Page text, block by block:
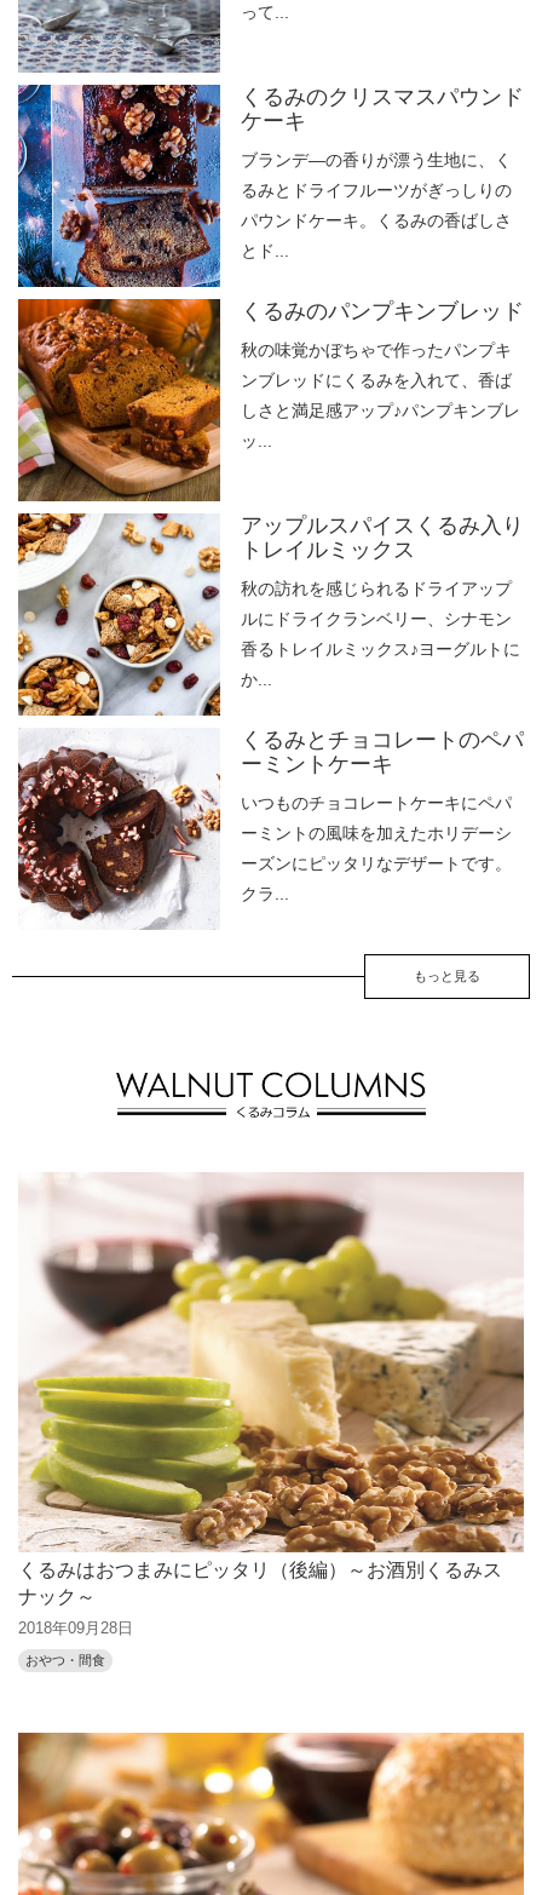
って...
くるみのクリスマスパウンド
ケーキ
ブランデ―の香りが漂う生地に、く
るみとドライフルーツがぎっしりの
パウンドケーキ。くるみの香ばしさ
とド...
くるみのパンプキンブレッド
秋の味覚かぼちゃで作ったパンプキ
ンブレッドにくるみを入れて、香ば
しさと満足感アップ♪パンプキンブレ
ッ...
アップルスパイスくるみ入り
トレイルミックス
秋の訪れを感じられるドライアップ
ルにドライクランベリー、シナモン
香るトレイルミックス♪ヨーグルトに
か...
くるみとチョコレートのペパ
ーミントケーキ
いつものチョコレートケーキにペパ
ーミントの風味を加えたホリデーシ
ーズンにピッタリなデザートです。
クラ...
もっと見る
くるみはおつまみにピッタリ（後編）～お酒別くるみス
ナック～
2018年09月28日
おやつ・間食